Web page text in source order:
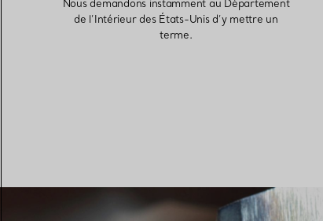
Nous demandons instamment au Département
de l’Intérieur des États-Unis d’y mettre un
terme.